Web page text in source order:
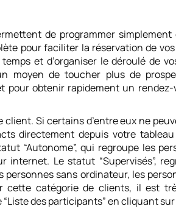
de programmer
pour faciliter la réservation de
et d’organiser le déroulé de
moyen de toucher plus de
pour obtenir rapidement un
Si certains d’entre eux ne
directement depuis votre
“Autonome”, qui regroupe les
Le statut “Supervisés”,
sans ordinateur, les
cette catégorie de clients, il est
des participants” en cliquant sur